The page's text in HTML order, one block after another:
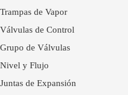
Trampas de Vapor
Válvulas de Control
Grupo de Válvulas
Nivel y Flujo
Juntas de Expansión